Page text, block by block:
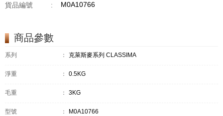
貨品編號 : M0A10766
商品參數
系列 ： 克萊斯麥系列 CLASSIMA
淨重 ： 0.5KG
毛重 ： 3KG
型號 ： M0A10766